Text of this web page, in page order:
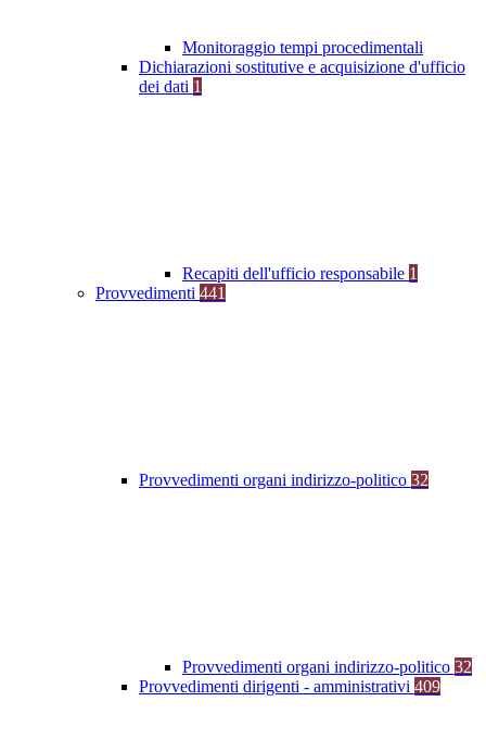
Monitoraggio tempi procedimentali
Dichiarazioni sostitutive e acquisizione d'ufficio
dei dati 1
Recapiti dell'ufficio responsabile 1
Provvedimenti 441
Provvedimenti organi indirizzo-politico 32
Provvedimenti organi indirizzo-politico 32
Provvedimenti dirigenti - amministrativi 409